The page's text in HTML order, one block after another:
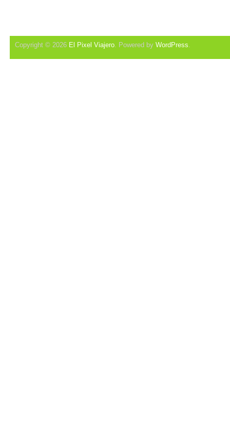
Copyright © 2026 El Pixel Viajero. Powered by WordPress.